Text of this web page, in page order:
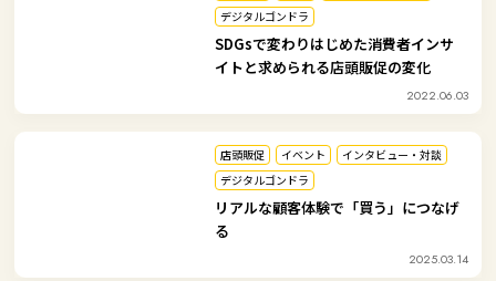
デジタルゴンドラ
SDGsで変わりはじめた消費者インサ
イトと求められる店頭販促の変化
2022.06.03
店頭販促 イベント
インタビュー・対談
デジタルゴンドラ
リアルな顧客体験で「買う」につなげ
る
2025.03.14